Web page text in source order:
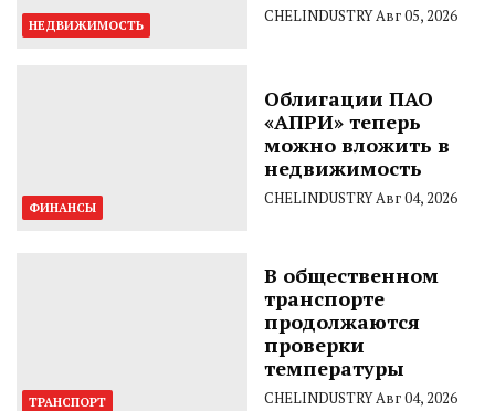
НЕДВИЖИМОСТЬ CHELINDUSTRYАвг 05, 2026
ФИНАНСЫ
Облигации ПАО
«АПРИ» теперь
можно вложить в
недвижимость
CHELINDUSTRYАвг 04, 2026
ТРАНСПОРТ
В общественном
транспорте
продолжаются
проверки
температуры
CHELINDUSTRYАвг 04, 2026